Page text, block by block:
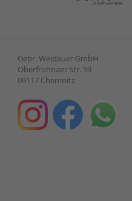
Gebr. Weidauer GmbH
Oberfrohnaer Str. 59
09117 Chemnitz